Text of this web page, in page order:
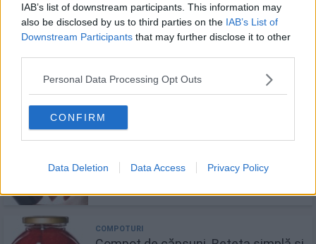
IAB’s list of downstream participants. This information may
also be disclosed by us to third parties on the IAB’s List of
Downstream Participants that may further disclose it to other
Personal Data Processing Opt Outs
CONFIRM
Data Deletion Data Access Privacy Policy
de făcut acasă